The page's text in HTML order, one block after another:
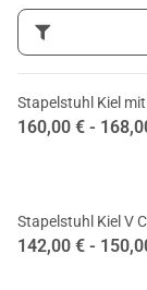
Stapelstuhl Kiel
160,00 € -
Stapelstuhl Kiel V
142,00 € -